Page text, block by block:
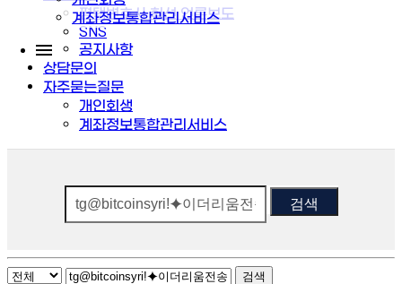
계좌정보통합관리서비스
평택변호사 휘선 언론보도
SNS
공지사항
상담문의
자주묻는질문
개인회생
계좌정보통합관리서비스
검색
검색